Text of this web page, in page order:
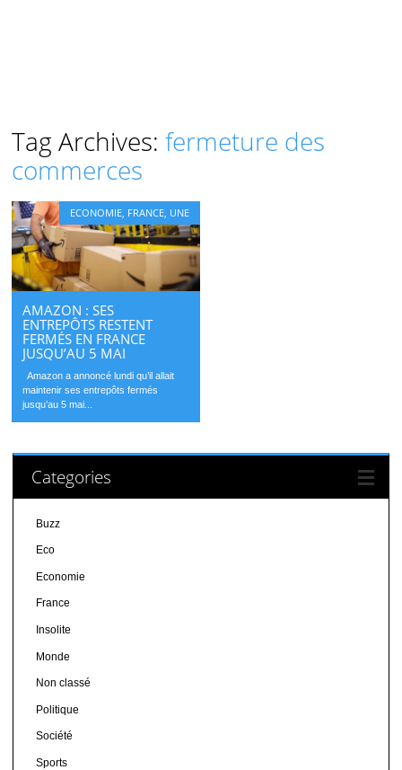
Tag Archives:fermeture des
commerces
ECONOMIE FRANCE UNE
AMAZON : SES
ENTREPÔTS RESTENT
FERMÉS EN FRANCE
JUSQU’AU 5 MAI
Amazon a annoncé lundi qu’il allait
maintenir ses entrepôts fermés
jusqu’au 5 mai...
Categories
Buzz
Eco
Economie
France
Insolite
Monde
Non classé
Politique
Société
Sports